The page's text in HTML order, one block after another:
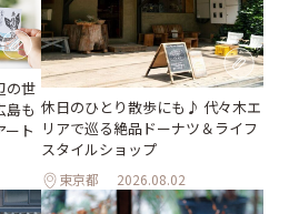
の世
島も
ート
休日のひとり散歩にも♪ 代々木エ
リアで巡る絶品ドーナツ＆ライフ
スタイルショップ
東京都 2026.08.02